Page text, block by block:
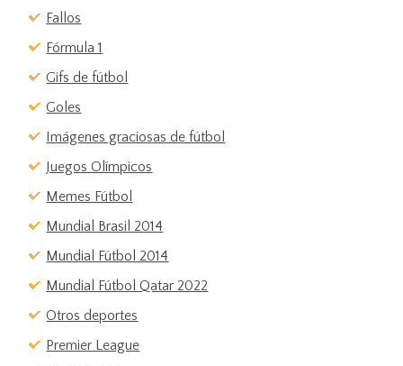
Fallos
Fórmula 1
Gifs de fútbol
Goles
Imágenes graciosas de fútbol
Juegos Olímpicos
Memes Fútbol
Mundial Brasil 2014
Mundial Fútbol 2014
Mundial Fútbol Qatar 2022
Otros deportes
Premier League